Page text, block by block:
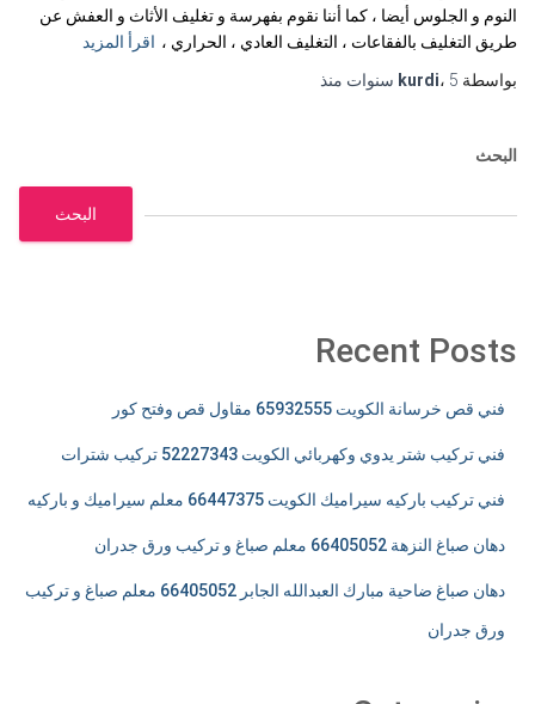
النوم و الجلوس أيضا ، كما أننا نقوم بفهرسة و تغليف الأثاث و العفش عن
طريق التغليف بالفقاعات ، التغليف العادي ، الحراري ، اقرأ المزيد
بواسطة
kurdi، 5 سنوات منذ
البحث
البحث
Recent Posts
فني قص خرسانة الكويت 65932555 مقاول قص وفتح كور
فني تركيب شتر يدوي وكهربائي الكويت 52227343 تركيب شترات
فني تركيب باركيه سيراميك الكويت 66447375 معلم سيراميك و باركيه
دهان صباغ النزهة 66405052 معلم صباغ و تركيب ورق جدران
دهان صباغ ضاحية مبارك العبدالله الجابر 66405052 معلم صباغ و تركيب
ورق جدران